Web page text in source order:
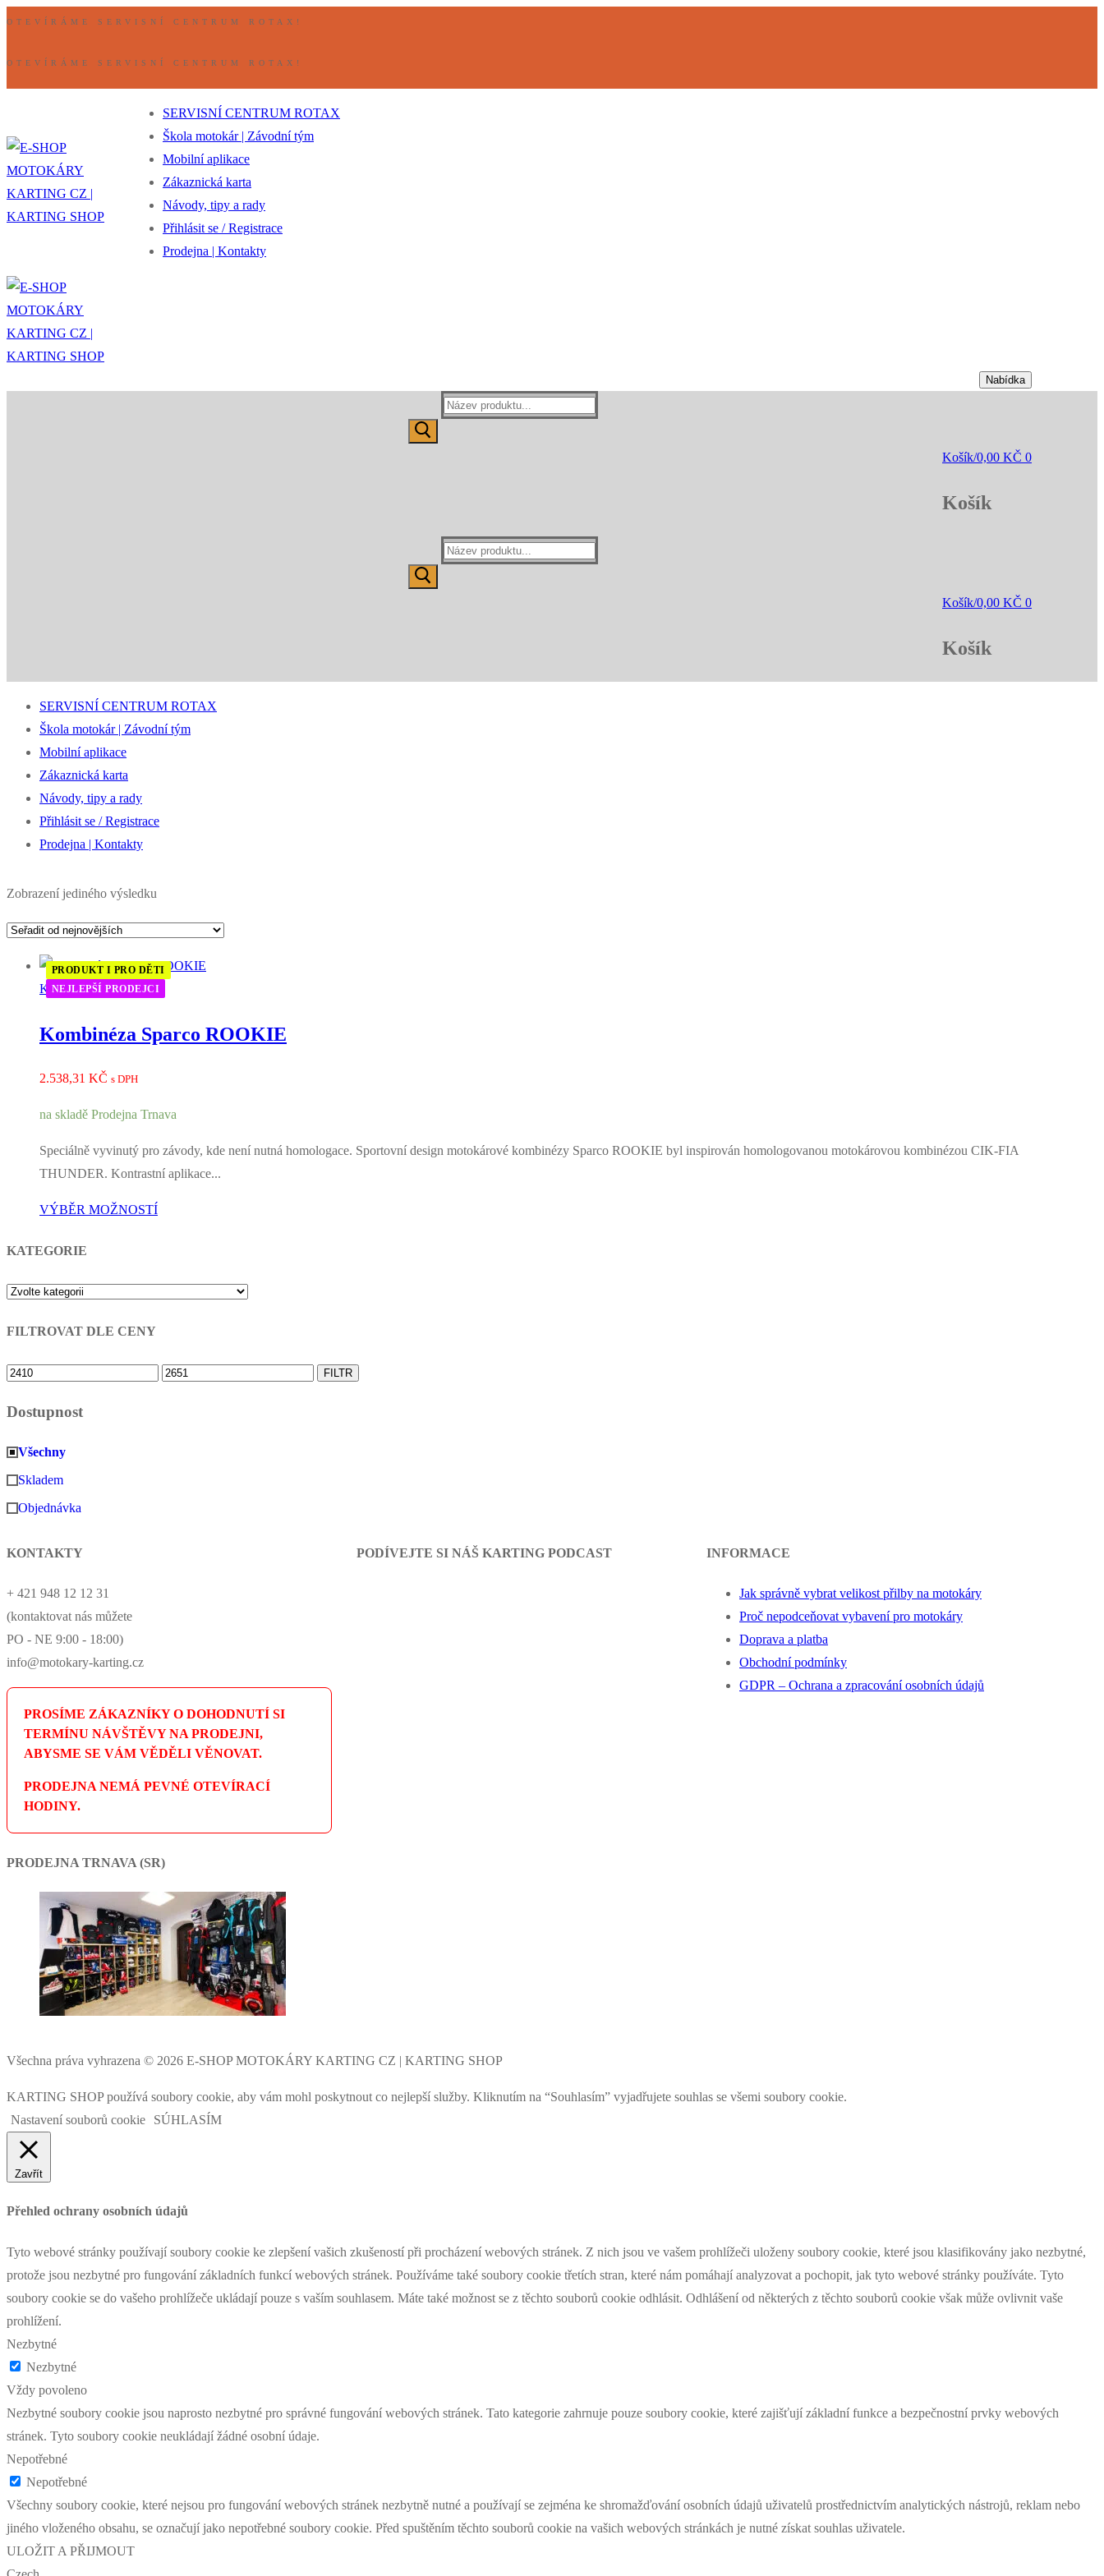
Přeskočit
obsah
Nabídka
Zavřeno
OTEVÍRÁME SERVISNÍ CENTRUM ROTAX!
OTEVÍRÁME SERVISNÍ CENTRUM ROTAX!
SERVISNÍ CENTRUM ROTAX
Škola motokár | Závodní tým
Mobilní aplikace
Zákaznická karta
Návody, tipy a rady
Přihlásit se / Registrace
Prodejna | Kontakty
Nabídka
Hledat:
Košík/0,00 KČ 0
Košík
Hledat:
Košík/0,00 KČ 0
Košík
SERVISNÍ CENTRUM ROTAX
Škola motokár | Závodní tým
Mobilní aplikace
Zákaznická karta
Návody, tipy a rady
Přihlásit se / Registrace
Prodejna | Kontakty
Zobrazení jediného výsledku
Kombinézy
PRODUKT I PRO DĚTI
NEJLEPŠÍ PRODEJCI
Kombinéza Sparco ROOKIE
2.538,31 KČ s DPH
na skladě Prodejna Trnava
Speciálně vyvinutý pro závody, kde není nutná homologace. Sportovní design motokárové kombinézy Sparco ROOKIE byl inspirován homologovanou motokárovou kombinézou CIK-FIA
THUNDER. Kontrastní aplikace...
VÝBĚR MOŽNOSTÍ
KATEGORIE
FILTROVAT DLE CENY
Minimální
Maximální
FILTR
Dostupnost
Všechny
Skladem
Objednávka
KONTAKTY
+ 421 948 12 12 31
(kontaktovat nás můžete
PO - NE 9:00 - 18:00)
info@motokary-karting.cz
PROSÍME ZÁKAZNÍKY O DOHODNUTÍ SI
TERMÍNU NÁVŠTĚVY NA PRODEJNI,
ABYSME SE VÁM VĚDĚLI VĚNOVAT.
PRODEJNA NEMÁ PEVNÉ OTEVÍRACÍ
HODINY.
PRODEJNA TRNAVA (SR)
PODÍVEJTE SI NÁŠ KARTING PODCAST INFORMACE
Jak správně vybrat velikost přilby na motokáry
Proč nepodceňovat vybavení pro motokáry
Doprava a platba
Obchodní podmínky
GDPR – Ochrana a zpracování osobních údajů
Všechna práva vyhrazena © 2026 E-SHOP MOTOKÁRY KARTING CZ | KARTING SHOP
KARTING SHOP používá soubory cookie, aby vám mohl poskytnout co nejlepší služby. Kliknutím na “Souhlasím” vyjadřujete souhlas se všemi soubory cookie.
Nastavení souborů cookie
SÚHLASÍM
Zavřít
Přehled ochrany osobních údajů
Tyto webové stránky používají soubory cookie ke zlepšení vašich zkušeností při procházení webových stránek. Z nich jsou ve vašem prohlížeči uloženy soubory cookie, které jsou klasifikovány jako nezbytné,
protože jsou nezbytné pro fungování základních funkcí webových stránek. Používáme také soubory cookie třetích stran, které nám pomáhají analyzovat a pochopit, jak tyto webové stránky používáte. Tyto
soubory cookie se do vašeho prohlížeče ukládají pouze s vaším souhlasem. Máte také možnost se z těchto souborů cookie odhlásit. Odhlášení od některých z těchto souborů cookie však může ovlivnit vaše
prohlížení.
Nezbytné
Nezbytné
Vždy povoleno
Nezbytné soubory cookie jsou naprosto nezbytné pro správné fungování webových stránek. Tato kategorie zahrnuje pouze soubory cookie, které zajišťují základní funkce a bezpečnostní prvky webových
stránek. Tyto soubory cookie neukládají žádné osobní údaje.
Nepotřebné
Nepotřebné
Všechny soubory cookie, které nejsou pro fungování webových stránek nezbytně nutné a používají se zejména ke shromažďování osobních údajů uživatelů prostřednictvím analytických nástrojů, reklam nebo
jiného vloženého obsahu, se označují jako nepotřebné soubory cookie. Před spuštěním těchto souborů cookie na vašich webových stránkách je nutné získat souhlas uživatele.
ULOŽIT A PŘIJMOUT